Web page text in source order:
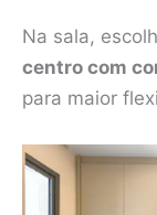
Na sala,
centro com
para maior